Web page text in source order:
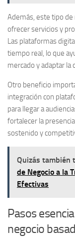
Además, este tipo de
ofrecer servicios y
Las plataformas
tiempo real, lo que
mercado y adaptar la
Otro beneficio
integración con
para llegar a
fortalecer la
sostenido y
Quizás también
de Negocio a la
Efectivas
Pasos
negocio